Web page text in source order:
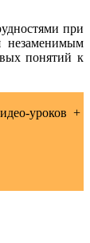
при
незаменимым
понятий к
уроков ️ +